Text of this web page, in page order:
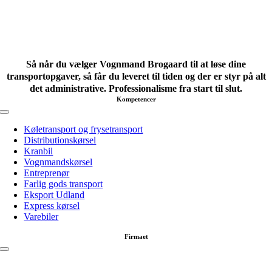
Så når du vælger Vognmand Brogaard til at løse dine
transportopgaver, så får du leveret til tiden og der er styr på alt
det administrative. Professionalisme fra start til slut.
Kompetencer
Toggle
NavigationKøletransport og frysetransport
Distributionskørsel
Kranbil
Vognmandskørsel
Entreprenør
Farlig gods transport
Eksport Udland
Express kørsel
Varebiler
Firmaet